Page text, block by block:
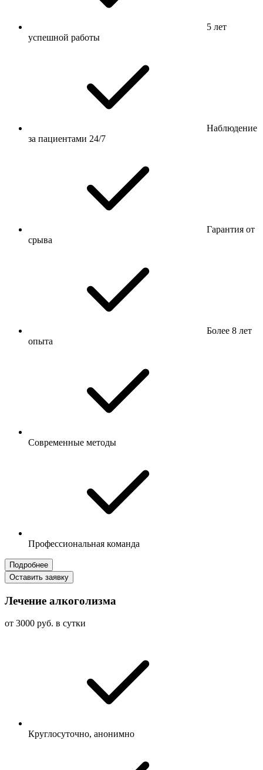
5 лет
успешной работы
Наблюдение
за пациентами 24/7
Гарантия от
срыва
Более 8 лет
опыта
Современные методы
Профессиональная команда
Подробнее
Оставить заявку
Лечение алкоголизма
от 3000 руб. в сутки
Круглосуточно, анонимно